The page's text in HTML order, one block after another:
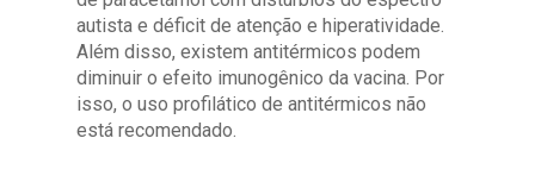
autista e déficit de atenção e hiperatividade.
Além disso, existem antitérmicos podem
diminuir o efeito imunogênico da vacina. Por
isso, o uso profilático de antitérmicos não
está recomendado.